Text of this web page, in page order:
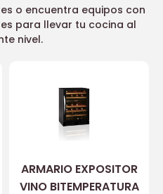
o encuentra equipos con
para llevar tu cocina al
nivel.
ARMARIO EXPOSITOR
VINO BITEMPERATURA